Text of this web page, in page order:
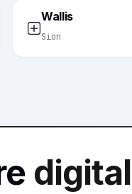
Wallis
Sion